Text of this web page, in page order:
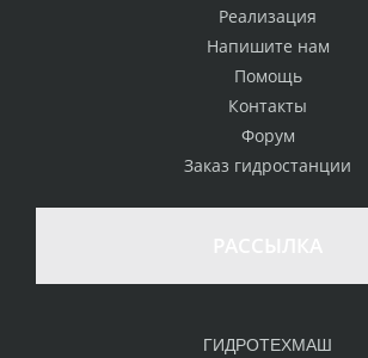
Реализация
Напишите нам
Помощь
Контакты
Форум
Заказ гидростанции
ГИДРОТЕХМАШ